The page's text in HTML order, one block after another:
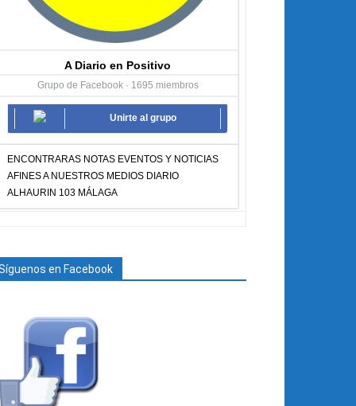
A Diario en Positivo
Grupo de Facebook · 1695 miembros
Unirte al grupo
ENCONTRARAS NOTAS EVENTOS Y NOTICIAS
AFINES A NUESTROS MEDIOS DIARIO
ALHAURIN 103 MÁLAGA
en Facebook